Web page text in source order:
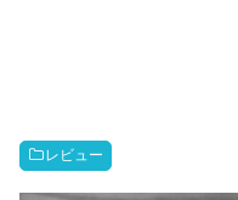
レビュー